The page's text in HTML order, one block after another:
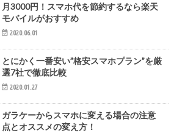
月3000円！スマホ代を節約するなら楽天
モバイルがおすすめ
2020.06.01
とにかく一番安い”格安スマホプラン”を厳
選7社で徹底比較
2020.01.27
ガラケーからスマホに変える場合の注意
点とオススメの変え方！